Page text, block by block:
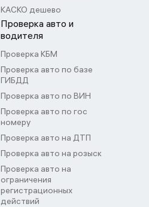
КАСКО дешево
Проверка авто и
водителя
Проверка КБМ
Проверка авто по базе
ГИБДД
Проверка авто по ВИН
Проверка авто по гос
номеру
Проверка авто на ДТП
Проверка авто на розыск
Проверка авто на
ограничения
регистрационных
действий